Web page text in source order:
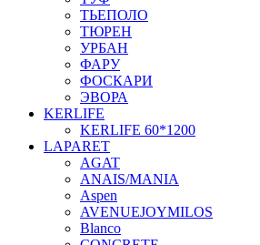
ТЬЕПОЛО
ТЮРЕН
УРБАН
ФАРУ
ФОСКАРИ
ЭВОРА
KERLIFE
KERLIFE 60*1200
LAPARET
AGAT
ANAIS/MANIA
Aspen
AVENUEJOYMILOS
Blanco